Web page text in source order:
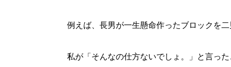
例えば、長男が一生懸命作ったブロックを
私が「そんなの仕方ないでしょ。」と言った